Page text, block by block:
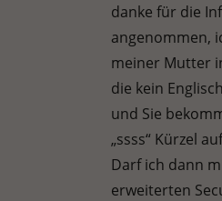
danke für die
angenommen,
meiner Mutter
die kein
und Sie
„ssss“ Kürzel
Darf ich dann
erweiterten